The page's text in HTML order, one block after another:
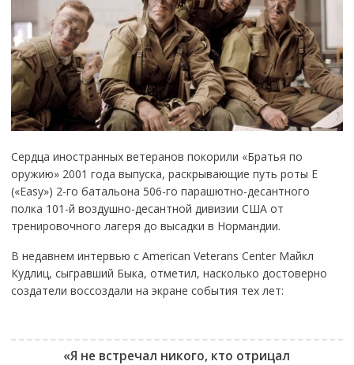
Сердца иностранных ветеранов покорили «Братья по
оружию» 2001 года выпуска, раскрывающие путь роты E
(«Easy») 2-го батальона 506-го парашютно-десантного
полка 101-й воздушно-десантной дивизии США от
тренировочного лагеря до высадки в Нормандии.
В недавнем интервью с American Veterans Center Майкл
Кудлиц, сыгравший Быка, отметил, насколько достоверно
создатели воссоздали на экране события тех лет:
«Я не встречал никого, кто отрицал